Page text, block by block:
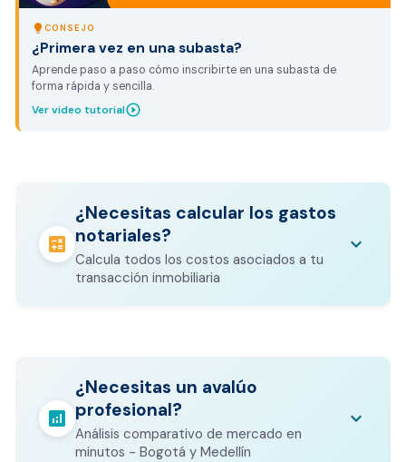
lightbulb CONSEJO
¿Primera vez en una subasta?
Aprende paso a paso cómo inscribirte en una subasta de
forma rápida y sencilla.
Ver video tutorialplay_circle_outline
calculate
¿Necesitas calcular los gastos
notariales?
Calcula todos los costos asociados a tu
transacción inmobiliaria
keyboard_arrow_down
Los gastos notariales incluyen
otros costos legales que varían según el
valor del inmueble.
CALCULADORA DE GASTOS NOTARIALES
analytics
¿Necesitas un avalúo
profesional?
Análisis comparativo de mercado en
minutos - Bogotá y Medellín
keyboard_arrow_down